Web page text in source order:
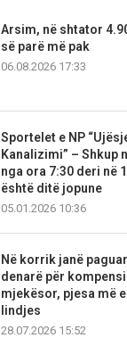
Arsim, në shtator
së parë më pak
06.08.2026 17:33
Sportelet e NP
Kanalizimi” – Shkup
nga ora 7:30 deri në
është ditë jopune
05.01.2026 10:36
Në korrik janë
denarë për
mjekësor, pjesa më
lindjes
28.07.2026 15:52